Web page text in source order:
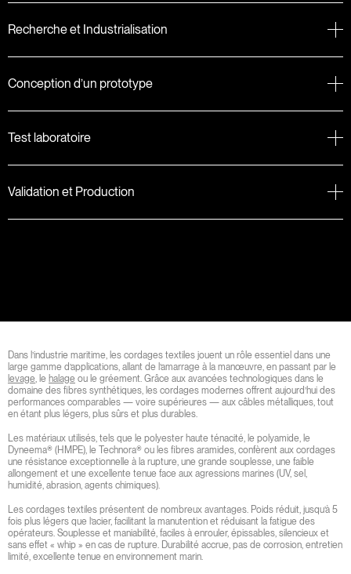
Recherche et Industrialisation
Conception d’un prototype
Test laboratoire
Validation et Production
Dans l’industrie maritime, les cordages textiles jouent un rôle essentiel dans une
large gamme d’applications, allant de l’amarrage à la manœuvre, en passant par le
levage, le halage ou le gréement. Grâce aux avancées technologiques dans le
domaine des fibres synthétiques, les cordages modernes offrent aujourd’hui des
performances comparables — voire supérieures — aux câbles métalliques, tout
en étant plus légers, plus sûrs et plus durables.
Les matériaux utilisés, tels que le polyester haute ténacité, le polyamide, le
Dyneema® (HMPE), le Technora® ou les fibres aramides, confèrent aux cordages
une résistance exceptionnelle à la rupture, une grande souplesse, une faible
allongement et une excellente tenue face aux agressions marines (UV, sel,
humidité, abrasion, agents chimiques).
Les cordages textiles présentent de nombreux avantages. Poids réduit, jusqu’à 5
fois plus légers que l’acier, facilitant la manutention et réduisant la fatigue des
opérateurs. Souplesse et maniabilité, faciles à enrouler, épissables, silencieux et
sans effet « whip » en cas de rupture. Durabilité accrue, pas de corrosion, entretien
limité, excellente tenue en environnement marin.